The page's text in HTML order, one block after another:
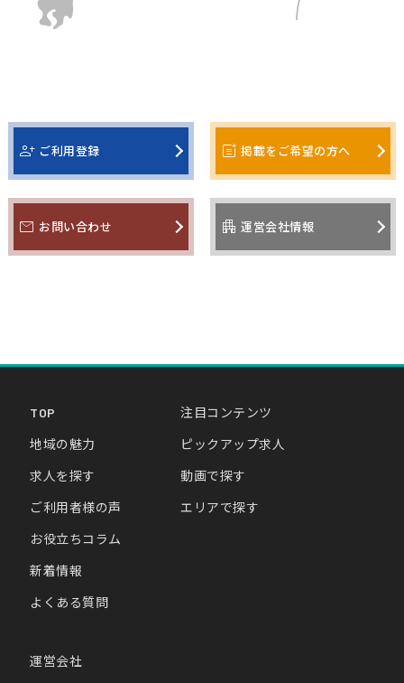
person_add ご利用登録 post_add 掲載をご希望の方へ
mail お問い合わせ apartment 運営会社情報
TOP
地域の魅力
求人を探す
ご利用者様の声
お役立ちコラム
新着情報
よくある質問
注目コンテンツ
ピックアップ求人
動画で探す
エリアで探す
運営会社